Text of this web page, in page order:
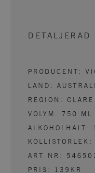
DETALJERAD
PRODUCENT:
LAND:
REGION:
VOLYM: 750
ML
ALKOHOLHALT:
KOLLISTORLEK:
ART NR:
PRIS:
139KR